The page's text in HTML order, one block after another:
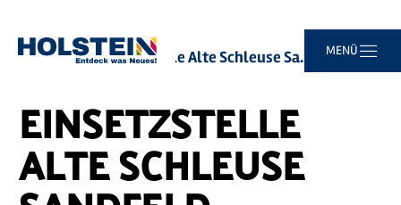
Hauptinhalt
Suche
Navigation
Footer
MENÜ
Sie
Startseite Einsetzstelle Alte Schleuse Sandfeld
EINSETZSTELLE
ALTE SCHLEUSE